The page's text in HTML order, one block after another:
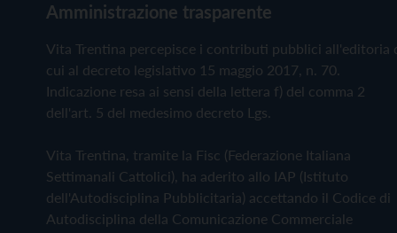
Amministrazione trasparente
Vita Trentina percepisce i contributi pubblici all'editoria
cui al decreto legislativo 15 maggio 2017, n. 70.
Indicazione resa ai sensi della lettera f) del comma 2
dell'art. 5 del medesimo decreto Lgs.
Vita Trentina, tramite la Fisc (Federazione Italiana
Settimanali Cattolici), ha aderito allo IAP (Istituto
dell'Autodisciplina Pubblicitaria) accettando il Codice di
Autodisciplina della Comunicazione Commerciale